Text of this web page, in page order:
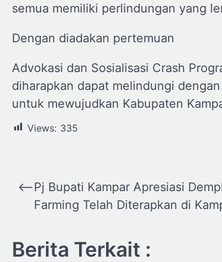
semua memiliki perlindungan yang
Dengan diadakan pertemuan
Advokasi dan Sosialisasi Crash
diharapkan dapat melindungi
untuk mewujudkan Kabupaten
Views: 335
Navigasi
pos
⟵Pj Bupati Kampar Apresiasi
Farming Telah Diterapkan di
Berita Terkait :